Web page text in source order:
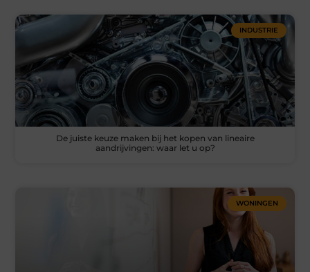
INDUSTRIE
De juiste keuze maken bij het kopen van lineaire
aandrijvingen: waar let u op?
WONINGEN